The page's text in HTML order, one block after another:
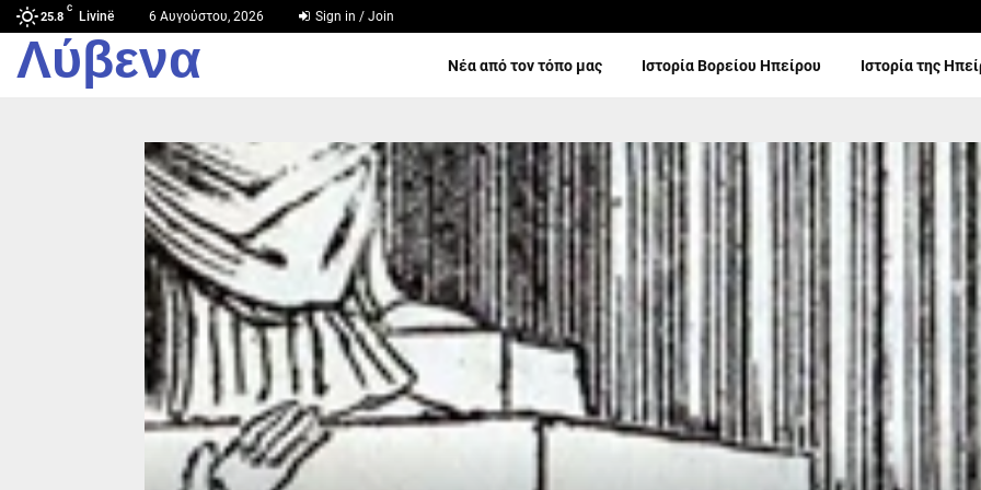
25.8
C
Livinë 6 Αυγούστου, 2026 Sign in / Join
Λύβενα Νέα από τον τόπο μας Ιστορία Βορείου Ηπείρου Ιστορία της